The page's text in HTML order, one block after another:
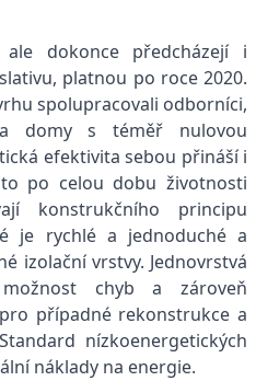
dokonce předcházejí i
platnou po roce 2020.
spolupracovali odborníci,
domy s téměř nulovou
efektivita sebou přináší i
po celou dobu životnosti
konstrukčního principu
je rychlé a jednoduché a
izolační vrstvy. Jednovrstvá
chyb a zároveň
případné rekonstrukce a
nízkoenergetických
náklady na energie.